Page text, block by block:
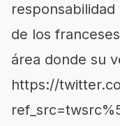
de los
área donde su
https://